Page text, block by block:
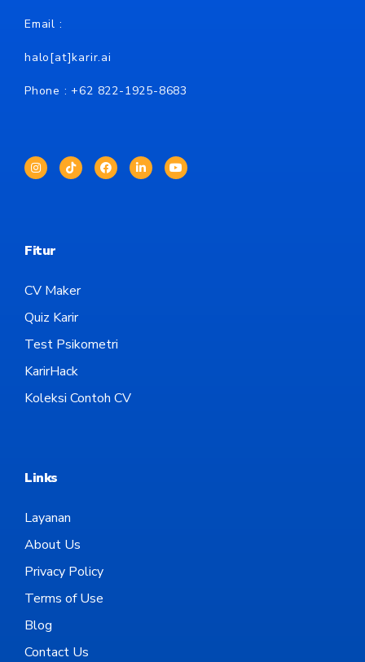
Email :
halo[at]karir.ai
Phone : +62 822-1925-8683
Fitur
CV Maker
Quiz Karir
Test Psikometri
KarirHack
Koleksi Contoh CV
Links
Layanan
About Us
Privacy Policy
Terms of Use
Blog
Contact Us